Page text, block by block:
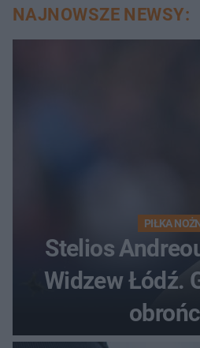
NAJNOWSZE NEWSY:
PIŁKA
Stelios
Widzew Łódź.